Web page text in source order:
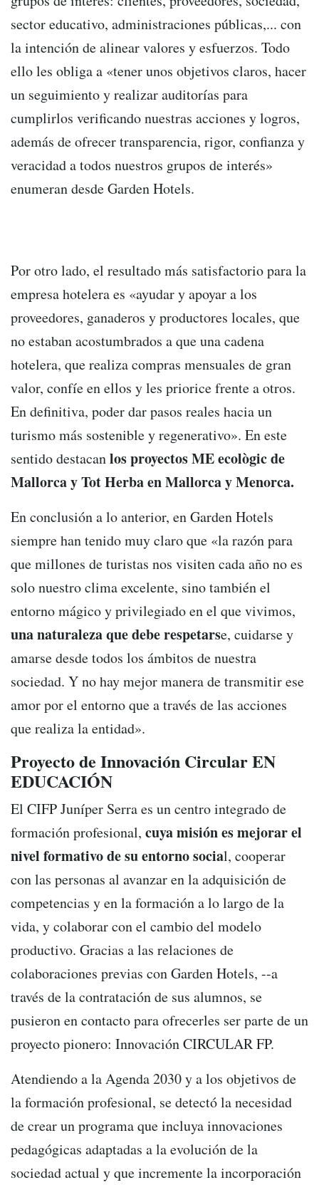
sector educativo, administraciones públicas,... con
la intención de alinear valores y esfuerzos. Todo
ello les obliga a «tener unos objetivos claros, hacer
un seguimiento y realizar auditorías para
cumplirlos verificando nuestras acciones y logros,
además de ofrecer transparencia, rigor, confianza y
veracidad a todos nuestros grupos de interés»
enumeran desde Garden Hotels.
Por otro lado, el resultado más satisfactorio para la
empresa hotelera es «ayudar y apoyar a los
proveedores, ganaderos y productores locales, que
no estaban acostumbrados a que una cadena
hotelera, que realiza compras mensuales de gran
valor, confíe en ellos y les priorice frente a otros.
En definitiva, poder dar pasos reales hacia un
turismo más sostenible y regenerativo». En este
sentido destacanlos proyectos ME ecològic de
Mallorca y Tot Herba en Mallorca y Menorca.
En conclusión a lo anterior, en Garden Hotels
siempre han tenido muy claro que «la razón para
que millones de turistas nos visiten cada año no es
solo nuestro clima excelente, sino también el
entorno mágico y privilegiado en el que vivimos,
una naturaleza que debe respetarse, cuidarse y
amarse desde todos los ámbitos de nuestra
sociedad. Y no hay mejor manera de transmitir ese
amor por el entorno que a través de las acciones
que realiza la entidad».
Proyecto de Innovación Circular EN
EDUCACIÓN
El CIFP Juníper Serra es un centro integrado de
formación profesional, cuya misión es mejorar el
nivel formativo de su entorno social, cooperar
con las personas al avanzar en la adquisición de
competencias y en la formación a lo largo de la
vida, y colaborar con el cambio del modelo
productivo. Gracias a las relaciones de
colaboraciones previas con Garden Hotels, --a
través de la contratación de sus alumnos, se
pusieron en contacto para ofrecerles ser parte de un
proyecto pionero: Innovación CIRCULAR FP.
Atendiendo a la Agenda 2030 y a los objetivos de
la formación profesional, se detectó la necesidad
de crear un programa que incluya innovaciones
pedagógicas adaptadas a la evolución de la
sociedad actual y que incremente la incorporación